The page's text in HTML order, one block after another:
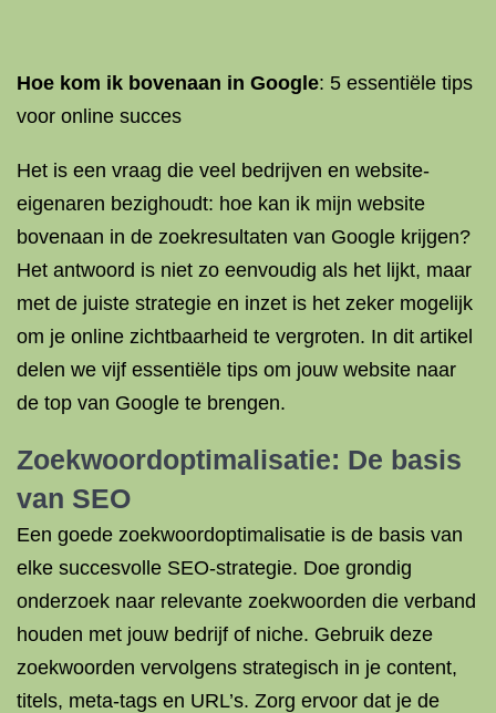
Hoe kom ik bovenaan in Google: 5 essentiële tips
voor online succes
Het is een vraag die veel bedrijven en website-
eigenaren bezighoudt: hoe kan ik mijn website
bovenaan in de zoekresultaten van Google krijgen?
Het antwoord is niet zo eenvoudig als het lijkt, maar
met de juiste strategie en inzet is het zeker mogelijk
om je online zichtbaarheid te vergroten. In dit artikel
delen we vijf essentiële tips om jouw website naar
de top van Google te brengen.
Zoekwoordoptimalisatie: De basis
van SEO
Een goede zoekwoordoptimalisatie is de basis van
elke succesvolle SEO-strategie. Doe grondig
onderzoek naar relevante zoekwoorden die verband
houden met jouw bedrijf of niche. Gebruik deze
zoekwoorden vervolgens strategisch in je content,
titels, meta-tags en URL’s. Zorg ervoor dat je de